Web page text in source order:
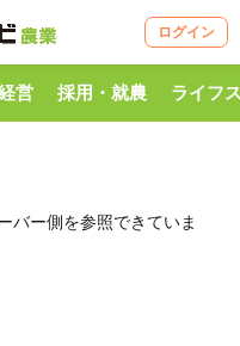
ログイン
営 採用・就農 ライフ
バー側を参照できていま